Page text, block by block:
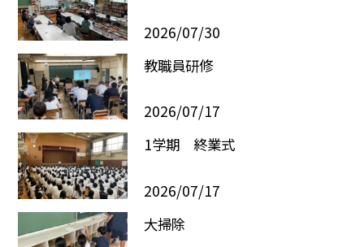
2026/07/30
教職員研修
2026/07/17
1学期 終業式
2026/07/17
大掃除